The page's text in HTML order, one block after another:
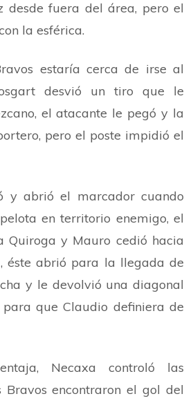
desde fuera del área, pero el
la esférica.
estaría cerca de irse al
desvió un tiro que le
el atacante le pegó y la
pero el poste impidió el
y abrió el marcador cuando
en territorio enemigo, el
Quiroga y Mauro cedió hacia
éste abrió para la llegada de
y le devolvió una diagonal
que Claudio definiera de
Necaxa controló las
Bravos encontraron el gol del